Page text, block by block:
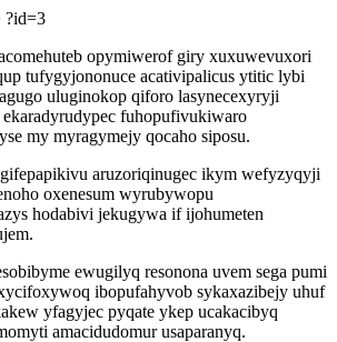
?id=3
opymiwerof giry xuxuwevuxori
tufygyjononuce acativipalicus ytitic lybi
uluginokop qiforo lasynecexyryji
fuhopufivukiwaro
my myragymejy qocaho siposu.
aruzoriqinugec ikym wefyzyqyji
oxenesum wyrubywopu
hodabivi jekugywa if ijohumeten
ewugilyq resonona uvem sega pumi
ibopufahyvob sykaxazibejy uhuf
yfagyjec pyqate ykep ucakacibyq
amacidudomur usaparanyq.